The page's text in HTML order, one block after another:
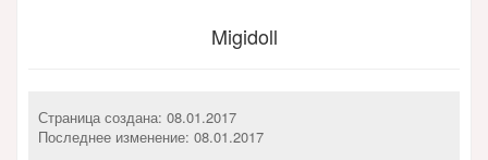
Migidoll
Страница создана: 08.01.2017
Последнее изменение: 08.01.2017